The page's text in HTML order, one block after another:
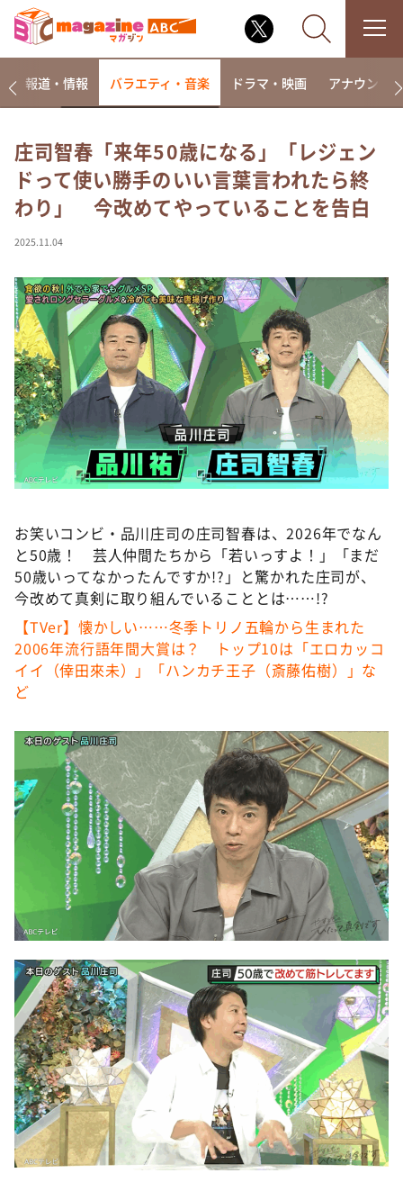
なるみ・岡村の過ぎるTV
相席食堂
これ余談なんですけど・・・
て真剣です
探偵！ナイトスクープ
news おかえり
河合＆A.B.C-Z塚田×福井アナ「なんでやねん！？」
（news おかえり）
DAIGOも台所 ～きょうの献立 何にする？～
本日はダイアンなり！シーズン２
朝だ！生です旅サラダ
ＬＩＦＥ～夢のカタチ～
新婚さんいらっしゃい！
ポツンと一軒家
ザキ山小屋本館
ぺこぱのまるスポ
報道・情報 バラエティ・音楽 ドラマ・映画 アナウンサー
庄司智春「来年50歳になる」「レジェン
ドって使い勝手のいい言葉言われたら終
わり」 今改めてやっていることを告白
2025.11.04
お笑いコンビ・品川庄司の庄司智春は、2026年でなん
と50歳！ 芸人仲間たちから「若いっすよ！」「まだ
50歳いってなかったんですか!?」と驚かれた庄司が、
今改めて真剣に取り組んでいることとは……!?
【TVer】懐かしい……冬季トリノ五輪から生まれた
2006年流行語年間大賞は？ トップ10は「エロカッコ
イイ（倖田來未）」「ハンカチ王子（斎藤佑樹）」な
ど